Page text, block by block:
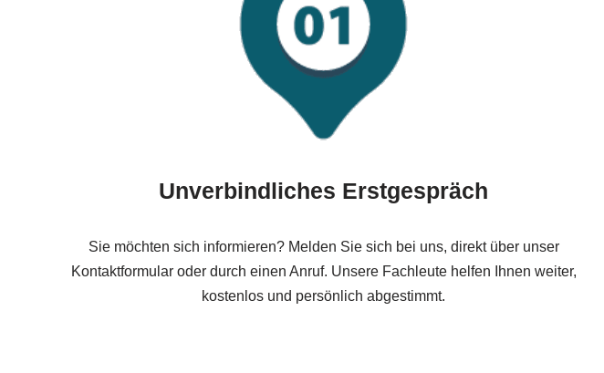
Unverbindliches Erstgespräch
Sie möchten sich informieren? Melden Sie sich bei uns, direkt über unser
Kontaktformular oder durch einen Anruf. Unsere Fachleute helfen Ihnen weiter,
kostenlos und persönlich abgestimmt.